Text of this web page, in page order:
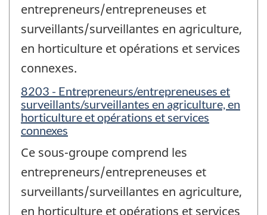
entrepreneurs/entrepreneuses et
surveillants/surveillantes en agriculture,
en horticulture et opérations et services
connexes.
8203 - Entrepreneurs/entrepreneuses et
surveillants/surveillantes en agriculture, en
horticulture et opérations et services
connexes
Ce sous-groupe comprend les
entrepreneurs/entrepreneuses et
surveillants/surveillantes en agriculture,
en horticulture et opérations et services